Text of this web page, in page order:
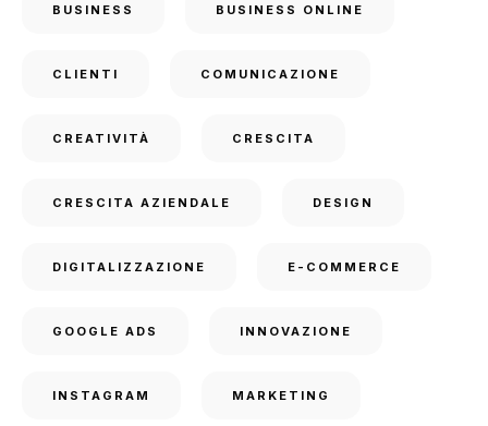
BUSINESS BUSINESS ONLINE
CLIENTI COMUNICAZIONE
CREATIVITÀ CRESCITA
CRESCITA AZIENDALE DESIGN
DIGITALIZZAZIONE E-COMMERCE
GOOGLE ADS INNOVAZIONE
INSTAGRAM MARKETING